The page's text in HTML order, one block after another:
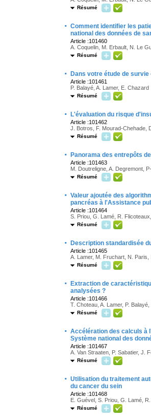
Résumé
· Comment identifier les
national des données de
Article :101460
A. Coquelin, M. Erbault, N. Le
Résumé
· Dans votre étude de survie
Article :101461
P. Balayé, A. Lamer, E. Chazard
Résumé
· L'évaluation du risque
Article :101462
J. Botros, F. Mourad-Chehade,
Résumé
· Panorama des entrepôts
Article :101463
M. Doutreligne, A. Degremont,
Résumé
· Valeur ajoutée des
pancréas à l'Assistance
Article :101464
S. Priou, G. Lamé, R.
Résumé
· Description standardisée
Article :101465
A. Lamer, M. Fruchart, N. Paris,
Résumé
·
Extraction de
analysées ?
Article :101466
T. Choteau, A. Lamer, P.
Résumé
· Accélération des calculs à
Système national des
Article :101467
A. Van Straaten, P. Sabatier, J.
Résumé
· Utilisation du traitement
du cancer du sein
Article :101468
E. Guével, S. Priou, G. Lamé,
Résumé